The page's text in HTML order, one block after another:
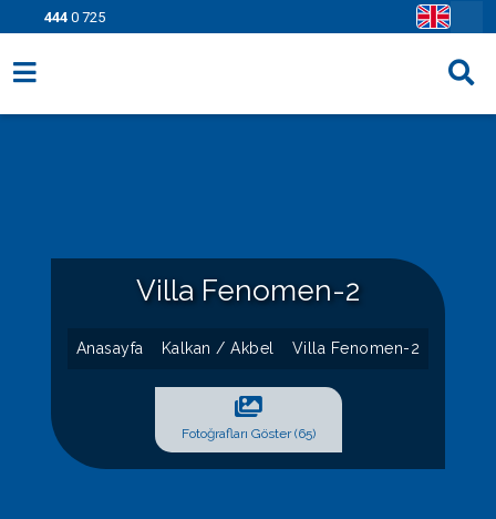
444 0 725
Villa Fenomen-2
Anasayfa Kalkan / Akbel Villa Fenomen-2
Fotoğrafları Göster (65)